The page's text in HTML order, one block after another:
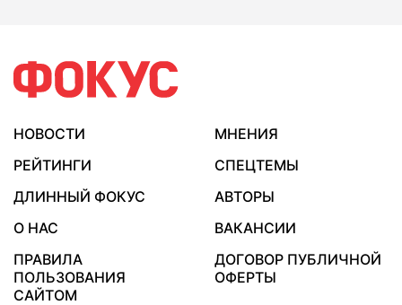
НОВОСТИ
МНЕНИЯ
РЕЙТИНГИ
СПЕЦТЕМЫ
ДЛИННЫЙ ФОКУС
АВТОРЫ
О НАС
ВАКАНСИИ
ПРАВИЛА
ПОЛЬЗОВАНИЯ
САЙТОМ
ДОГОВОР ПУБЛИЧНОЙ
ОФЕРТЫ